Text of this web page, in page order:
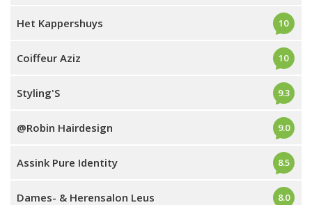
Het Kappershuys 10
Coiffeur Aziz 10
Styling'S 9.3
@Robin Hairdesign 9.0
Assink Pure Identity 8.5
Dames- & Herensalon Leus 8.0